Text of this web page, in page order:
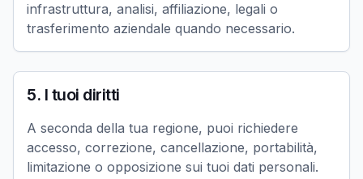
infrastruttura, analisi, affiliazione, legali o
trasferimento aziendale quando necessario.
5. I tuoi diritti
A seconda della tua regione, puoi richiedere
accesso, correzione, cancellazione, portabilità,
limitazione o opposizione sui tuoi dati personali.